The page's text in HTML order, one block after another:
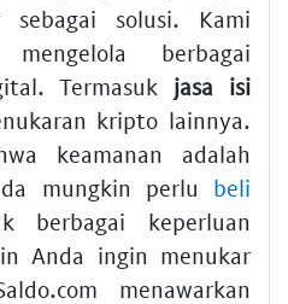
sebagai solusi. Kami
berbagai
Termasuk jasa isi
kripto lainnya.
keamanan adalah
mungkin perlu beli
berbagai keperluan
Anda ingin menukar
menawarkan